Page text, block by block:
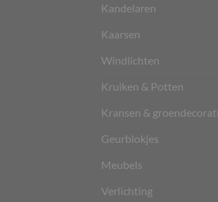
Kandelaren
Kaarsen
Windlichten
Kruiken & Potten
Kransen &
Geurblokjes
Meubels
Verlichting